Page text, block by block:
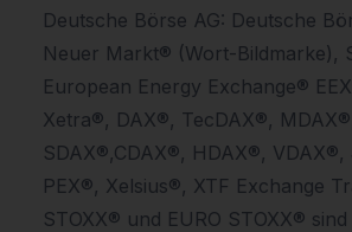
Deutsche Börse AG: Deutsche
Neuer Markt® (Wort-Bildmarke),
European Energy Exchange®
Xetra®, DAX®, TecDAX®,
SDAX®,CDAX®, HDAX®, VDAX®,
PEX®, Xelsius®, XTF Exchange
STOXX® und EURO STOXX®